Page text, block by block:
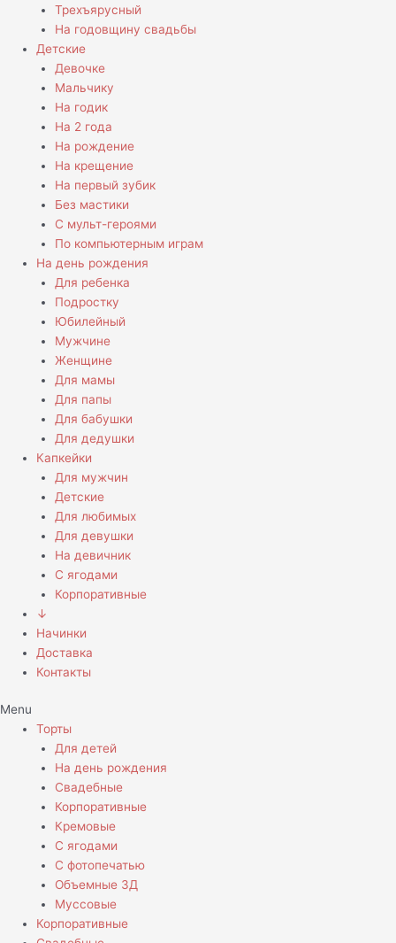
Трехъярусный
На годовщину свадьбы
Детские
Девочке
Мальчику
На годик
На 2 года
На рождение
На крещение
На первый зубик
Без мастики
С мульт-героями
По компьютерным играм
На день рождения
Для ребенка
Подростку
Юбилейный
Мужчине
Женщине
Для мамы
Для папы
Для бабушки
Для дедушки
Капкейки
Для мужчин
Детские
Для любимых
Для девушки
На девичник
С ягодами
Корпоративные
↓
Начинки
Доставка
Контакты
Menu
Торты
Для детей
На день рождения
Свадебные
Корпоративные
Кремовые
С ягодами
С фотопечатью
Объемные 3Д
Муссовые
Корпоративные